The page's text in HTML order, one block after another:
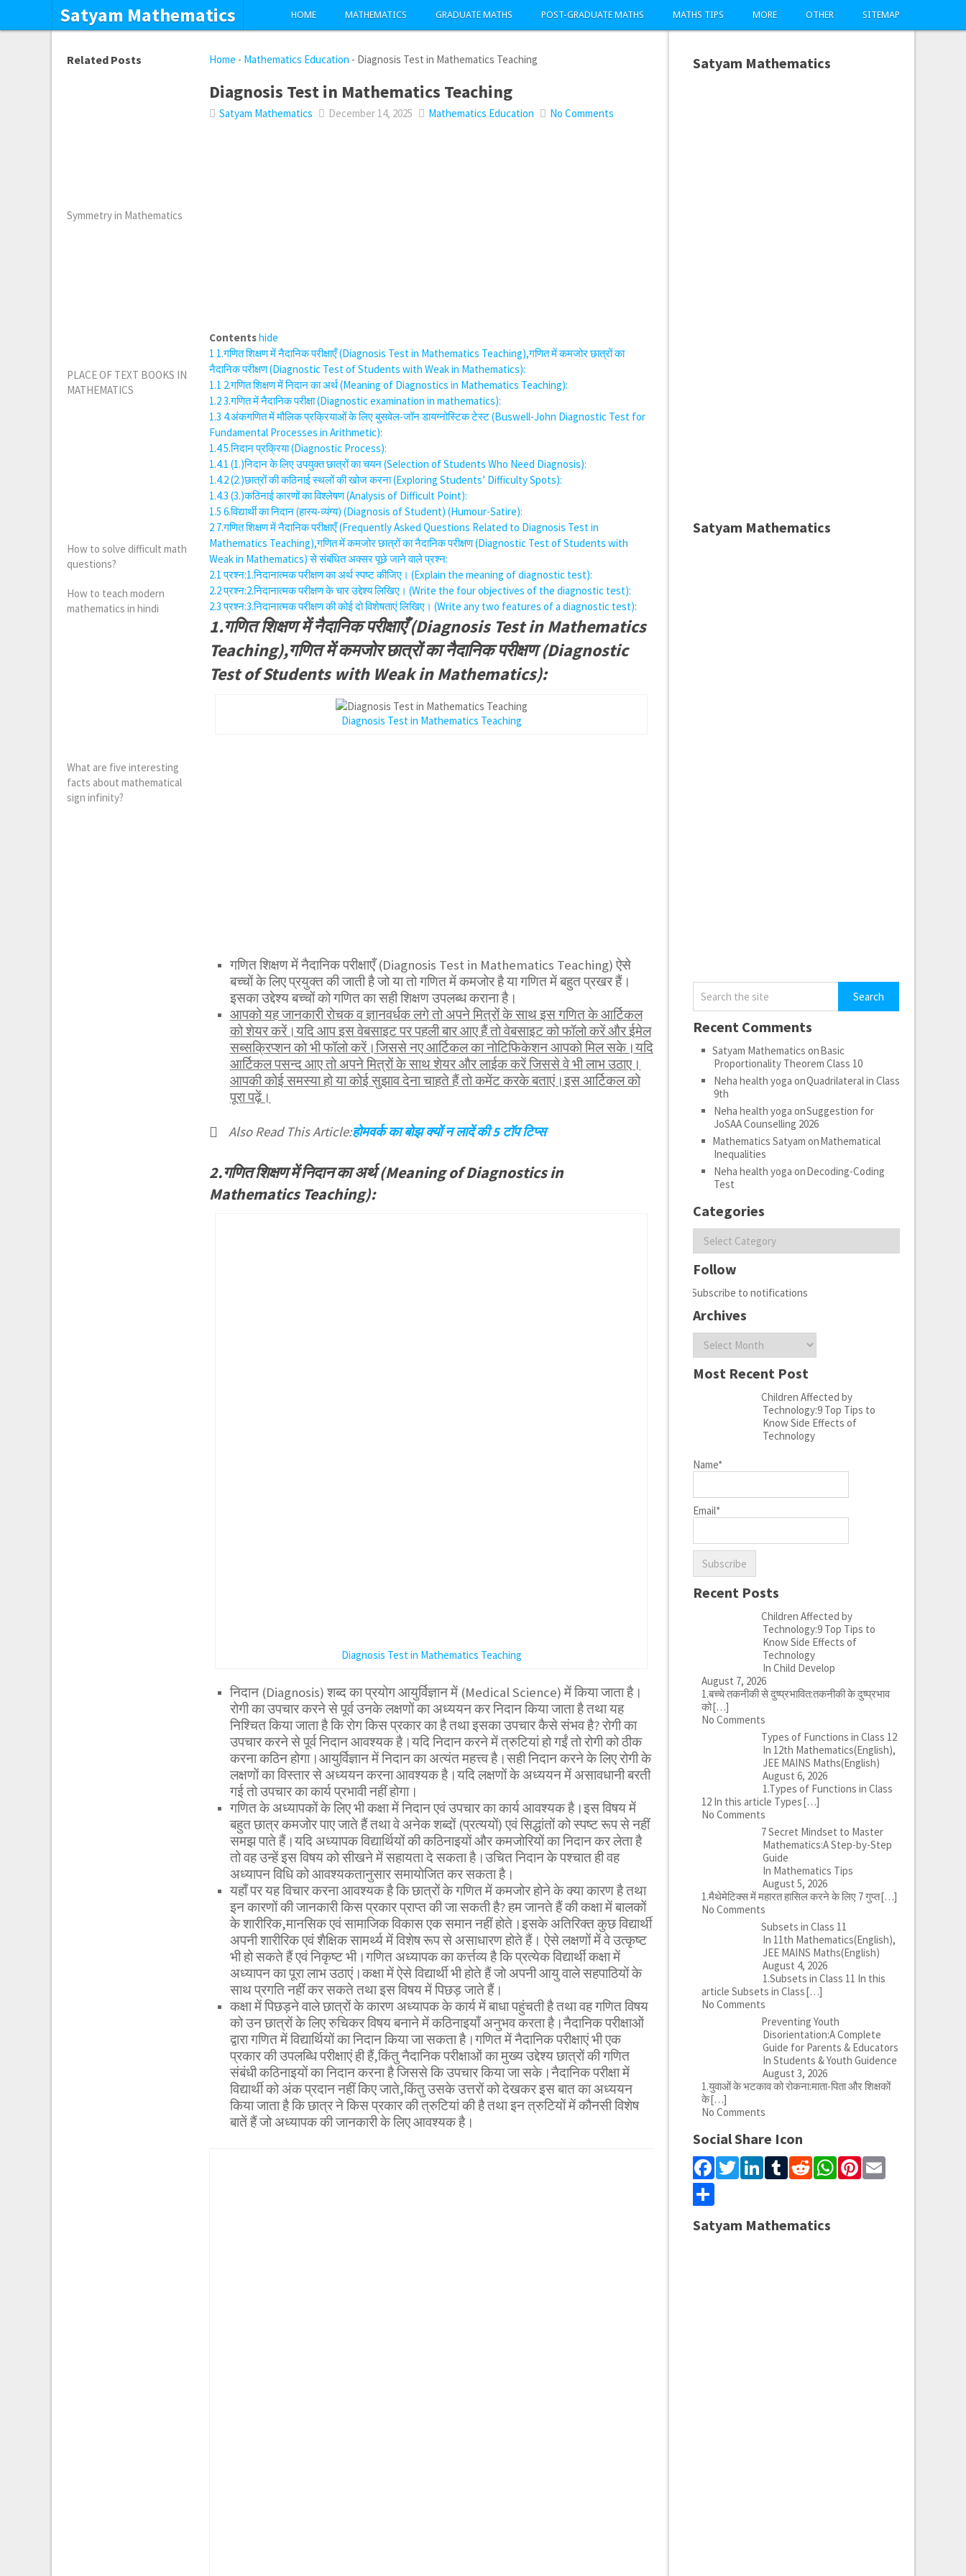
Satyam Mathematics HOME MATHEMATICS GRADUATE MATHS POST-GRADUATE MATHS MATHS TIPS MORE OTHER SITEMAP
Home - Mathematics Education - Diagnosis Test in Mathematics Teaching
Diagnosis Test in Mathematics Teaching
Satyam Mathematics December 14, 2025 Mathematics Education No Comments
Contentshide
1 1.गणित शिक्षण में नैदानिक परीक्षाएँ (Diagnosis Test in Mathematics Teaching),गणित में कमजोर छात्रों का
नैदानिक परीक्षण (Diagnostic Test of Students with Weak in Mathematics):
1.1 2.गणित शिक्षण में निदान का अर्थ (Meaning of Diagnostics in Mathematics Teaching):
1.23.गणित में नैदानिक परीक्षा (Diagnostic examination in mathematics):
1.3 4.अंकगणित में मौलिक प्रक्रियाओं के लिए बुसवेल-जॉन डायग्नोस्टिक टेस्ट (Buswell-John Diagnostic Test for
Fundamental Processes in Arithmetic):
1.45.निदान प्रक्रिया (Diagnostic Process):
1.4.1 (1.)निदान के लिए उपयुक्त छात्रों का चयन (Selection of Students Who Need Diagnosis):
1.4.2(2.)छात्रों की कठिनाई स्थलों की खोज करना (Exploring Students’ Difficulty Spots):
1.4.3 (3.)कठिनाई कारणों का विश्लेषण (Analysis of Difficult Point):
1.5 6.विद्यार्थी का निदान (हास्य-व्यंग्य) (Diagnosis of Student) (Humour-Satire):
2 7.गणित शिक्षण में नैदानिक परीक्षाएँ (Frequently Asked Questions Related to Diagnosis Test in
Mathematics Teaching),गणित में कमजोर छात्रों का नैदानिक परीक्षण (Diagnostic Test of Students with
Weak in Mathematics) से संबंधित अक्सर पूछे जाने वाले प्रश्न:
2.1 प्रश्न:1.निदानात्मक परीक्षण का अर्थ स्पष्ट कीजिए। (Explain the meaning of diagnostic test):
2.2प्रश्न:2.निदानात्मक परीक्षण के चार उद्देश्य लिखिए। (Write the four objectives of the diagnostic test):
2.3 प्रश्न:3.निदानात्मक परीक्षण की कोई दो विशेषताएं लिखिए। (Write any two features of a diagnostic test):
1.गणित शिक्षण में नैदानिक परीक्षाएँ (Diagnosis Test in Mathematics
Teaching),गणित में कमजोर छात्रों का नैदानिक परीक्षण (Diagnostic
Test of Students with Weak in Mathematics):
Diagnosis Test in Mathematics Teaching
गणित शिक्षण में नैदानिक परीक्षाएँ (Diagnosis Test in Mathematics Teaching) ऐसे
बच्चों के लिए प्रयुक्त की जाती है जो या तो गणित में कमजोर है या गणित में बहुत प्रखर हैं।
इसका उद्देश्य बच्चों को गणित का सही शिक्षण उपलब्ध कराना है।
आपको यह जानकारी रोचक व ज्ञानवर्धक लगे तो अपने मित्रों के साथ इस गणित के आर्टिकल
को शेयर करें।यदि आप इस वेबसाइट पर पहली बार आए हैं तो वेबसाइट को फॉलो करें और ईमेल
सब्सक्रिप्शन को भी फॉलो करें।जिससे नए आर्टिकल का नोटिफिकेशन आपको मिल सके।यदि
आर्टिकल पसन्द आए तो अपने मित्रों के साथ शेयर और लाईक करें जिससे वे भी लाभ उठाए।
आपकी कोई समस्या हो या कोई सुझाव देना चाहते हैं तो कमेंट करके बताएं।इस आर्टिकल को
पूरा पढ़ें।
Also Read This Article:होमवर्क का बोझ क्यों न लादें की 5 टॉप टिप्स
2.गणित शिक्षण में निदान का अर्थ (Meaning of Diagnostics in
Mathematics Teaching):
Diagnosis Test in Mathematics Teaching
निदान (Diagnosis) शब्द का प्रयोग आयुर्विज्ञान में (Medical Science) में किया जाता है।
रोगी का उपचार करने से पूर्व उनके लक्षणों का अध्ययन कर निदान किया जाता है तथा यह
निश्चित किया जाता है कि रोग किस प्रकार का है तथा इसका उपचार कैसे संभव है? रोगी का
उपचार करने से पूर्व निदान आवश्यक है।यदि निदान करने में त्रुटियां हो गईं तो रोगी को ठीक
करना कठिन होगा।आयुर्विज्ञान में निदान का अत्यंत महत्त्व है।सही निदान करने के लिए रोगी के
लक्षणों का विस्तार से अध्ययन करना आवश्यक है।यदि लक्षणों के अध्ययन में असावधानी बरती
गई तो उपचार का कार्य प्रभावी नहीं होगा।
गणित के अध्यापकों के लिए भी कक्षा में निदान एवं उपचार का कार्य आवश्यक है।इस विषय में
बहुत छात्र कमजोर पाए जाते हैं तथा वे अनेक शब्दों (प्रत्ययों) एवं सिद्धांतों को स्पष्ट रूप से नहीं
समझ पाते हैं।यदि अध्यापक विद्यार्थियों की कठिनाइयों और कमजोरियों का निदान कर लेता है
तो वह उन्हें इस विषय को सीखने में सहायता दे सकता है।उचित निदान के पश्चात ही वह
अध्यापन विधि को आवश्यकतानुसार समायोजित कर सकता है।
यहाँ पर यह विचार करना आवश्यक है कि छात्रों के गणित में कमजोर होने के क्या कारण है तथा
इन कारणों की जानकारी किस प्रकार प्राप्त की जा सकती है? हम जानते हैं की कक्षा में बालकों
के शारीरिक,मानसिक एवं सामाजिक विकास एक समान नहीं होते।इसके अतिरिक्त कुछ विद्यार्थी
अपनी शारीरिक एवं शैक्षिक सामर्थ्य में विशेष रूप से असाधारण होते हैं। ऐसे लक्षणों में वे उत्कृष्ट
भी हो सकते हैं एवं निकृष्ट भी।गणित अध्यापक का कर्त्तव्य है कि प्रत्येक विद्यार्थी कक्षा में
अध्यापन का पूरा लाभ उठाएं।कक्षा में ऐसे विद्यार्थी भी होते हैं जो अपनी आयु वाले सहपाठियों के
साथ प्रगति नहीं कर सकते तथा इस विषय में पिछड़ जाते हैं।
कक्षा में पिछड़ने वाले छात्रों के कारण अध्यापक के कार्य में बाधा पहुंचती है तथा वह गणित विषय
को उन छात्रों के लिए रुचिकर विषय बनाने में कठिनाइयाँ अनुभव करता है।नैदानिक परीक्षाओं
द्वारा गणित में विद्यार्थियों का निदान किया जा सकता है।गणित में नैदानिक परीक्षाएं भी एक
प्रकार की उपलब्धि परीक्षाएं ही हैं,किंतु नैदानिक परीक्षाओं का मुख्य उद्देश्य छात्रों की गणित
संबंधी कठिनाइयों का निदान करना है जिससे कि उपचार किया जा सके।नैदानिक परीक्षा में
विद्यार्थी को अंक प्रदान नहीं किए जाते,किंतु उसके उत्तरों को देखकर इस बात का अध्ययन
किया जाता है कि छात्र ने किस प्रकार की त्रुटियां की है तथा इन त्रुटियों में कौनसी विशेष
बातें हैं जो अध्यापक की जानकारी के लिए आवश्यक है।
Related Posts
Symmetry in Mathematics
PLACE OF TEXT BOOKS IN
MATHEMATICS
How to solve difficult math
questions?
How to teach modern
mathematics in hindi
What are five interesting
facts about mathematical
sign infinity?
Satyam Mathematics
Satyam Mathematics
Recent Comments
Satyam Mathematics onBasic
Proportionality Theorem Class 10
Neha health yoga onQuadrilateral in Class
9th
Neha health yoga onSuggestion for
JoSAA Counselling 2026
Mathematics Satyam onMathematical
Inequalities
Neha health yoga onDecoding-Coding
Test
Categories
Categories
Follow
Subscribe to notifications
Archives
Archives
Most Recent Post
Children Affected by
Technology:9 Top Tips to
Know Side Effects of
Technology
Name*
Email*
Recent Posts
Children Affected by
Technology:9 Top Tips to
Know Side Effects of
Technology
In Child Develop
August 7, 2026
1.बच्चे तकनीकी से दुष्प्रभावित:तकनीकी के दुष्प्रभाव
को[…]
No Comments
Types of Functions in Class 12
In 12th Mathematics(English),
JEE MAINS Maths(English)
August 6, 2026
1.Types of Functions in Class
12 In this article Types[…]
No Comments
7 Secret Mindset to Master
Mathematics:A Step-by-Step
Guide
In Mathematics Tips
August 5, 2026
1.मैथेमेटिक्स में महारत हासिल करने के लिए 7 गुप्त[…]
No Comments
Subsets in Class 11
In 11th Mathematics(English),
JEE MAINS Maths(English)
August 4, 2026
1.Subsets in Class 11 In this
article Subsets in Class[…]
No Comments
Preventing Youth
Disorientation:A Complete
Guide for Parents & Educators
In Students & Youth Guidence
August 3, 2026
1.युवाओं के भटकाव को रोकना:माता-पिता और शिक्षकों
के[…]
No Comments
Social Share Icon
Facebook
Twitter
LinkedIn
Tumblr
Reddit
WhatsApp
Pinterest
Email
Share
Satyam Mathematics